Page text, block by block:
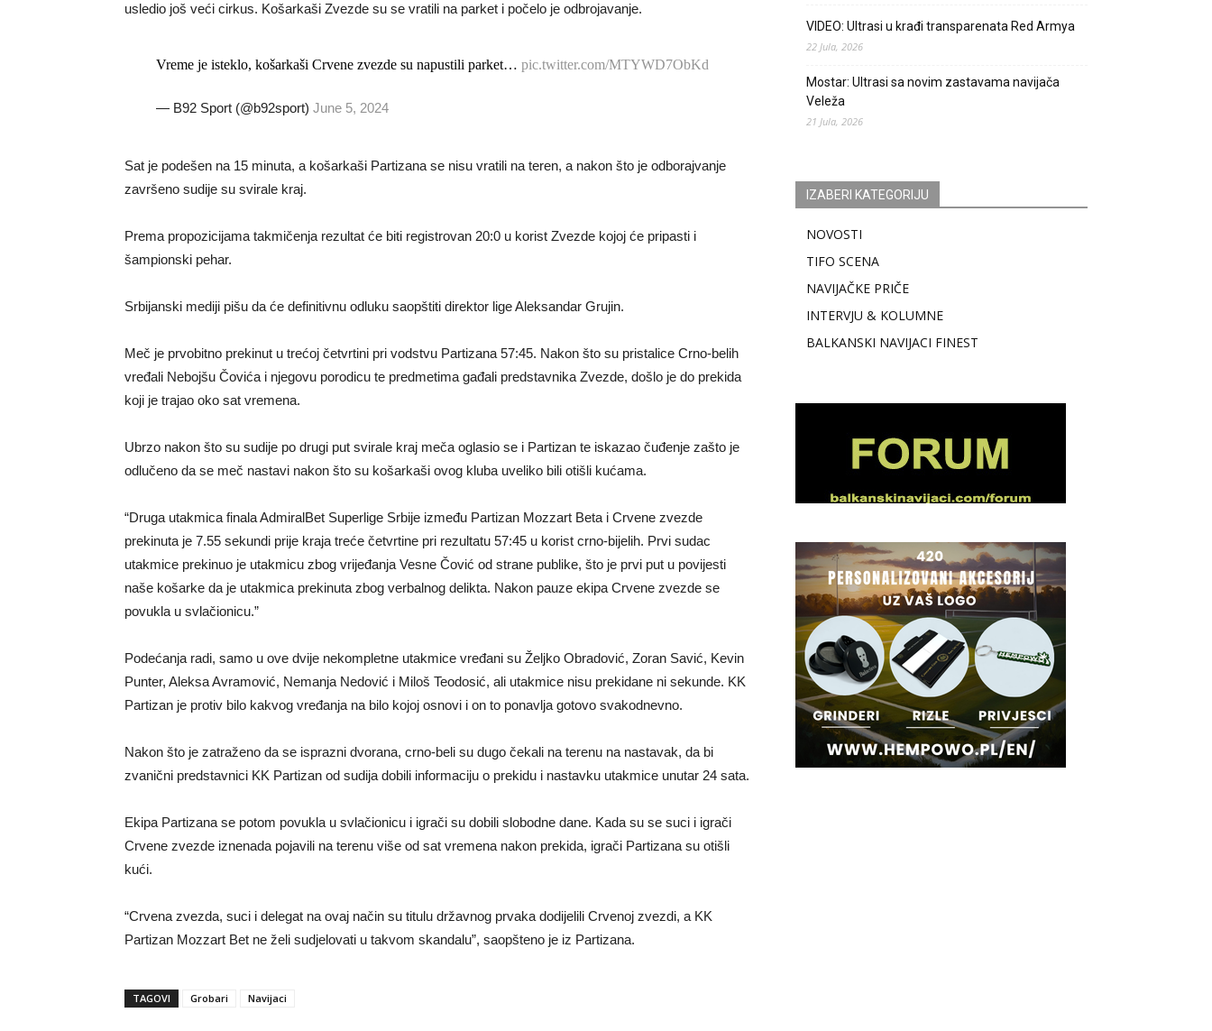
usledio još veći cirkus. Košarkaši Zvezde su se vratili na parket i počelo je odbrojavanje.
Vreme je isteklo, košarkaši Crvene zvezde su napustili parket… pic.twitter.com/MTYWD7ObKd
— B92 Sport (@b92sport) June 5, 2024
Sat je podešen na 15 minuta, a košarkaši Partizana se nisu vratili na teren, a nakon što je odborajvanje
završeno sudije su svirale kraj.
Prema propozicijama takmičenja rezultat će biti registrovan 20:0 u korist Zvezde kojoj će pripasti i
šampionski pehar.
Srbijanski mediji pišu da će definitivnu odluku saopštiti direktor lige Aleksandar Grujin.
Meč je prvobitno prekinut u trećoj četvrtini pri vodstvu Partizana 57:45. Nakon što su pristalice Crno-belih
vređali Nebojšu Čovića i njegovu porodicu te predmetima gađali predstavnika Zvezde, došlo je do prekida
koji je trajao oko sat vremena.
Ubrzo nakon što su sudije po drugi put svirale kraj meča oglasio se i Partizan te iskazao čuđenje zašto je
odlučeno da se meč nastavi nakon što su košarkaši ovog kluba uveliko bili otišli kućama.
“Druga utakmica finala AdmiralBet Superlige Srbije između Partizan Mozzart Beta i Crvene zvezde
prekinuta je 7.55 sekundi prije kraja treće četvrtine pri rezultatu 57:45 u korist crno-bijelih. Prvi sudac
utakmice prekinuo je utakmicu zbog vrijeđanja Vesne Čović od strane publike, što je prvi put u povijesti
naše košarke da je utakmica prekinuta zbog verbalnog delikta. Nakon pauze ekipa Crvene zvezde se
povukla u svlačionicu.”
Podećanja radi, samo u ove dvije nekompletne utakmice vređani su Željko Obradović, Zoran Savić, Kevin
Punter, Aleksa Avramović, Nemanja Nedović i Miloš Teodosić, ali utakmice nisu prekidane ni sekunde. KK
Partizan je protiv bilo kakvog vređanja na bilo kojoj osnovi i on to ponavlja gotovo svakodnevno.
Nakon što je zatraženo da se isprazni dvorana, crno-beli su dugo čekali na terenu na nastavak, da bi
zvanični predstavnici KK Partizan od sudija dobili informaciju o prekidu i nastavku utakmice unutar 24 sata.
Ekipa Partizana se potom povukla u svlačionicu i igrači su dobili slobodne dane. Kada su se suci i igrači
Crvene zvezde iznenada pojavili na terenu više od sat vremena nakon prekida, igrači Partizana su otišli
kući.
“Crvena zvezda, suci i delegat na ovaj način su titulu državnog prvaka dodijelili Crvenoj zvezdi, a KK
Partizan Mozzart Bet ne želi sudjelovati u takvom skandalu”, saopšteno je iz Partizana.
TAGOVI Grobari Navijaci
VIDEO: Ultrasi u krađi transparenata Red Armya
22 Jula, 2026
Mostar: Ultrasi sa novim zastavama navijača
Veleža
21 Jula, 2026
IZABERI KATEGORIJU
NOVOSTI
TIFO SCENA
NAVIJAČKE PRIČE
INTERVJU & KOLUMNE
BALKANSKI NAVIJACI FINEST